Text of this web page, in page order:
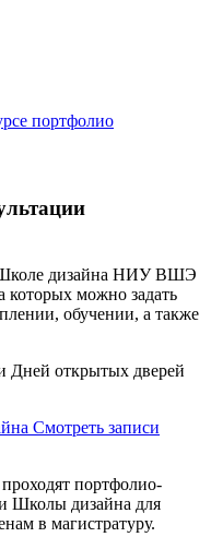
портфолио
Школе дизайна НИУ ВШЭ
которых можно задать
обучении, а также
Дней открытых дверей
Смотреть записи
портфолио-
Школы дизайна для
в магистратуру.